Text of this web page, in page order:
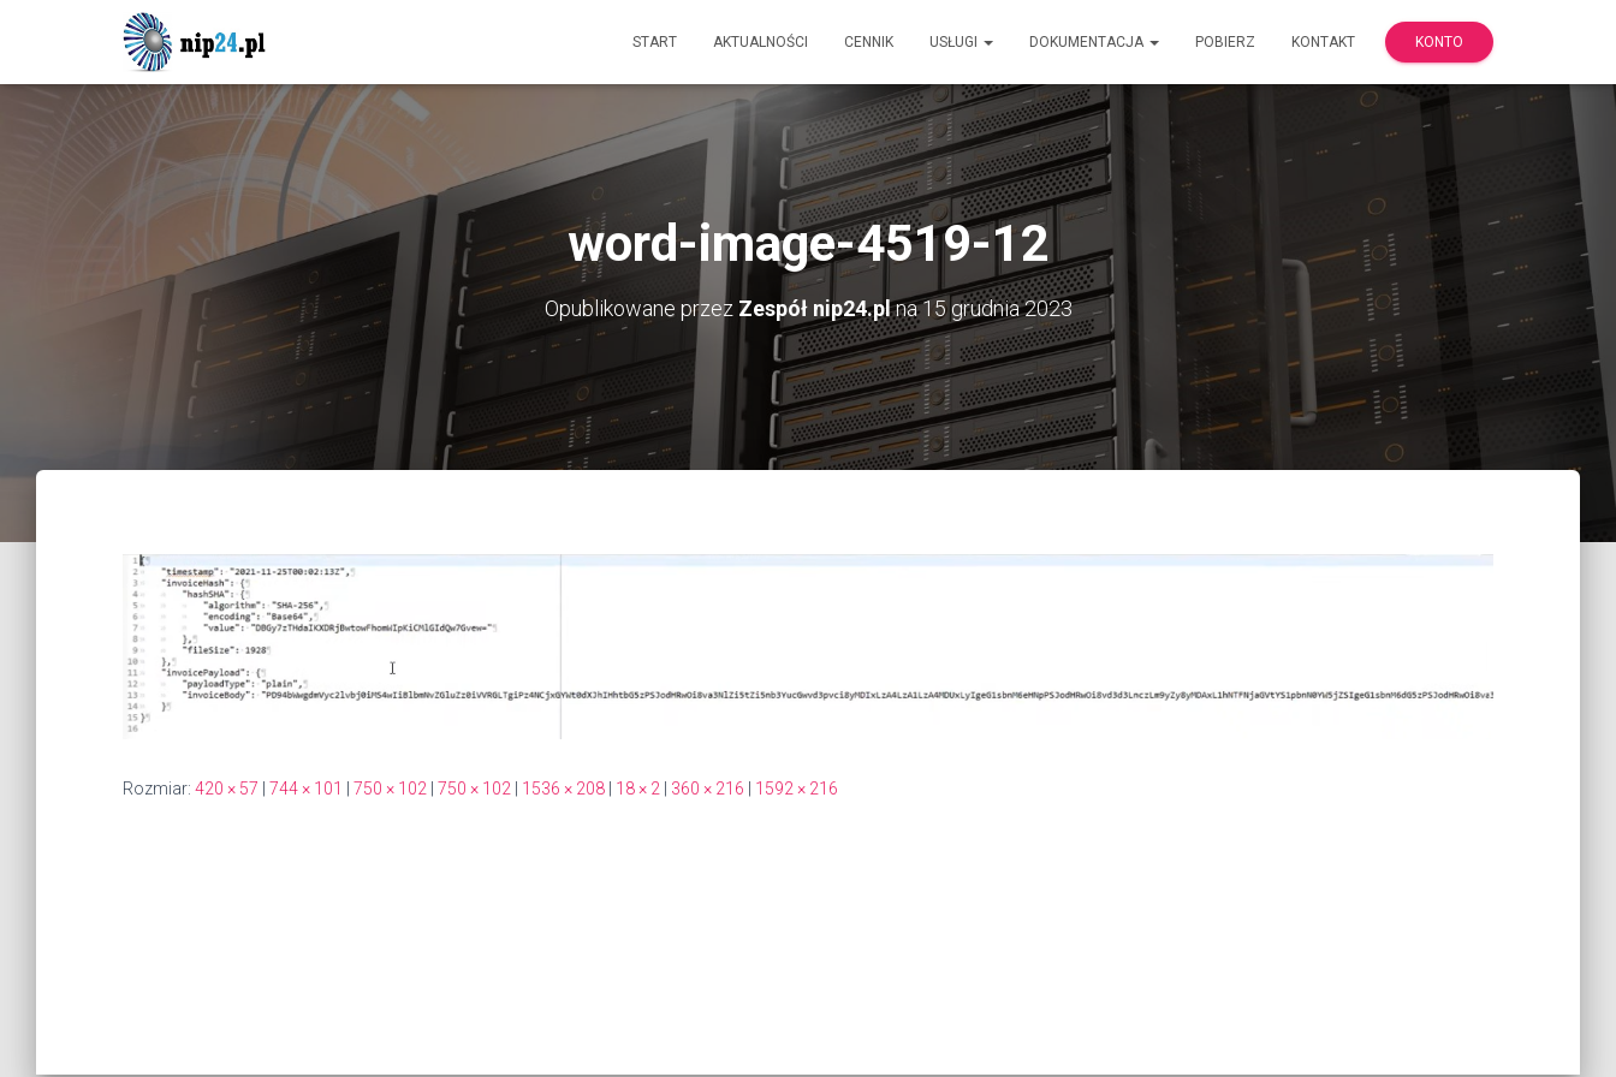
START AKTUALNOŚCI CENNIK USŁUGI DOKUMENTACJA POBIERZ KONTAKT KONTO
word-image-4519-12
Opublikowane przez Zespół nip24.plna15 grudnia 2023
Rozmiar: 420 × 57 744 × 101 750 × 102 750 × 102 1536 × 208 18 × 2 360 × 216 1592 × 216